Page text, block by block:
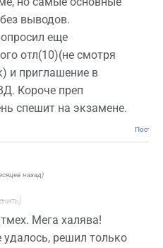
выводов.
еще
отл(10)(не смотря
и приглашение в
Короче преп
спешит на экзамене.
назад)
Мега халява!
удалось, решил только